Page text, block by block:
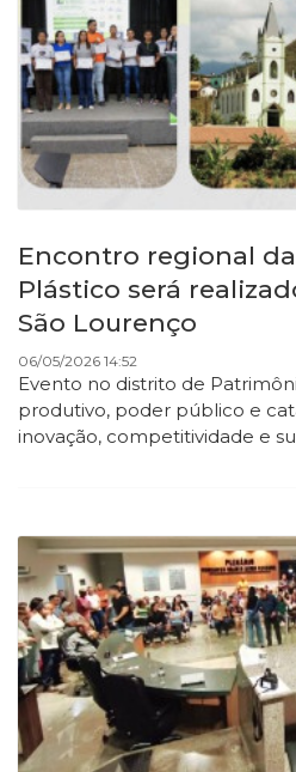
Encontro regional da
Plástico será
São Lourenço
06/05/2026 14:52
Evento no distrito de
produtivo, poder público e
inovação, competitividade e